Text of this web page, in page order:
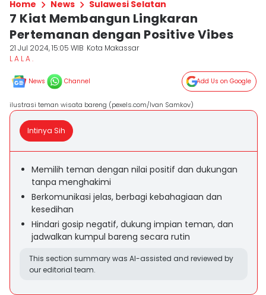
Home News Sulawesi Selatan
7 Kiat Membangun Lingkaran
Pertemanan dengan Positive Vibes
21 Jul 2024, 15:05 WIB Kota Makassar
L A L A .
News Channel Add Us on Google
ilustrasi teman wisata bareng (pexels.com/Ivan Samkov)
Intinya Sih
Memilih teman dengan nilai positif dan dukungan
tanpa menghakimi
Berkomunikasi jelas, berbagi kebahagiaan dan
kesedihan
Hindari gosip negatif, dukung impian teman, dan
jadwalkan kumpul bareng secara rutin
This section summary was AI-assisted and reviewed by
our editorial team.